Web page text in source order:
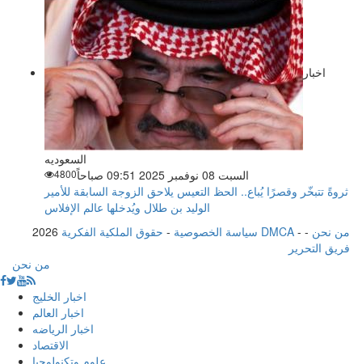
اخبار
السعوديه
السبت 08 نوفمبر 2025 09:51 صباحاً
4800
ثروةً تتبخّر وقصرًا يُباع.. الحظ التعيس يلاحق الزوجة السابقة للأمير
الوليد بن طلال ويُدخلها عالم الإفلاس
2026
سياسة الخصوصية - حقوق الملكية الفكرية DMCA - من نحن -
فريق التحرير
من نحن
اخبار الخليج
اخبار العالم
اخبار الرياضه
الاقتصاد